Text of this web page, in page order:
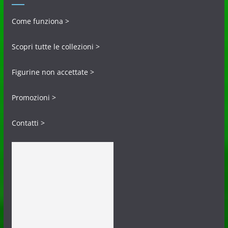
Come funziona >
Scopri tutte le collezioni >
Figurine non accettate >
Promozioni >
Contatti >